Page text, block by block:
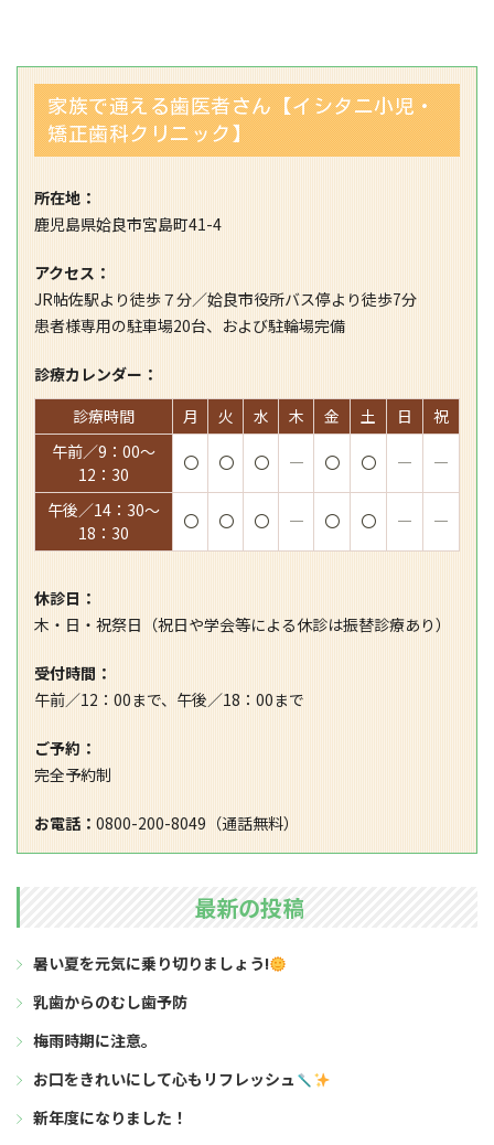
家族で通える歯医者さん【イシタニ小児・
矯正歯科クリニック】
所在地：
鹿児島県姶良市宮島町41-4
アクセス：
JR帖佐駅より徒歩７分／姶良市役所バス停より徒歩7分
患者様専用の駐車場20台、および駐輪場完備
診療カレンダー：
診療時間
月 火 水 木 金 土 日
祝
午前／9：00～
12：30
〇 〇 〇 ― 〇 〇 ― ―
午後／14：30～
18：30
〇 〇 〇 ― 〇 〇 ― ―
休診日：
木・日・祝祭日（祝日や学会等による休診は振替診療あり）
受付時間：
午前／12：00まで、午後／18：00まで
ご予約：
完全予約制
お電話： 0800-200-8049（通話無料）
最新の投稿
暑い夏を元気に乗り切りましょう!
乳歯からのむし歯予防
梅雨時期に注意。
お口をきれいにして心もリフレッシュ
新年度になりました！